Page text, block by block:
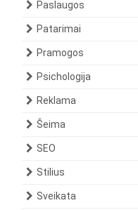
Paslaugos
Patarimai
Pramogos
Psichologija
Reklama
Šeima
SEO
Stilius
Sveikata